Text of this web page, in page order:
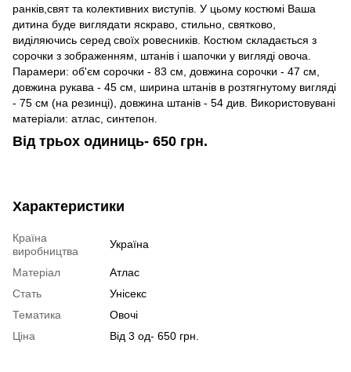
ранків,свят та колективних виступів. У цьому костюмі Ваша
дитина буде виглядати яскраво, стильно, святково,
виділяючись серед своїх ровесників. Костюм складається з
сорочки з зображенням, штанів і шапочки у вигляді овоча.
Парамери: об'єм сорочки - 83 см, довжина сорочки - 47 см,
довжина рукава - 45 см, ширина штанів в розтягнутому вигляді
- 75 см (на резинці), довжина штанів - 54 див. Використовувані
матеріали: атлас, синтепон.
Від трьох одиниць- 650 грн.
Характеристики
Країна
виробництва
Україна
Матеріал
Атлас
Стать
Унісекс
Тематика
Овочі
Ціна
Від 3 од- 650 грн.